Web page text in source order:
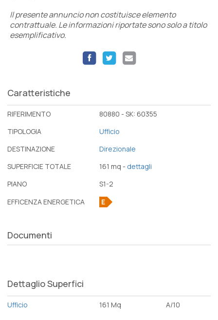
Il presente annuncio non costituisce elemento
contrattuale. Le informazioni riportate sono solo a titolo
esemplificativo.
Caratteristiche
RIFERIMENTO
80880 - SK: 60355
TIPOLOGIA
Ufficio
DESTINAZIONE
Direzionale
SUPERFICIE TOTALE
161 mq - dettagli
PIANO
S1-2
EFFICENZA ENERGETICA
E
Documenti
Dettaglio Superfici
Ufficio 161 Mq A/10